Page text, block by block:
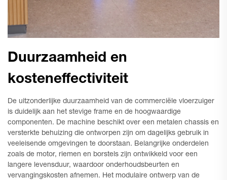
Duurzaamheid en
kosteneffectiviteit
De uitzonderlijke duurzaamheid van de commerciële vloerzuiger
is duidelijk aan het stevige frame en de hoogwaardige
componenten. De machine beschikt over een metalen chassis en
versterkte behuizing die ontworpen zijn om dagelijks gebruik in
veeleisende omgevingen te doorstaan. Belangrijke onderdelen
zoals de motor, riemen en borstels zijn ontwikkeld voor een
langere levensduur, waardoor onderhoudsbeurten en
vervangingskosten afnemen. Het modulaire ontwerp van de